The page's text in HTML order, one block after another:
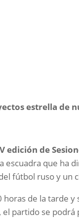
estrella de
edición de
que ha
fútbol ruso y un
de la tarde
partido se